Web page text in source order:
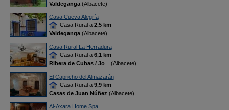
Valdeganga(Albacete)
Casa Cueva Alegría
Casa Rural a 2,5 km
Valdeganga(Albacete)
Casa Rural La Herradura
Casa Rural a 6,1 km
Ribera de Cubas / Jo... (Albacete)
El Capricho del Almazarán
Casa Rural a 9,9 km
Casas de Juan Núñez (Albacete)
Al-Axara Home Spa